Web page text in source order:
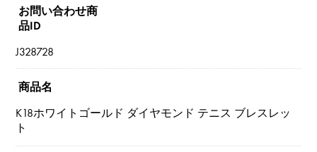
お問い合わせ商
品ID
J328728
商品名
K18ホワイトゴールド ダイヤモンド テニス ブレスレッ
ト